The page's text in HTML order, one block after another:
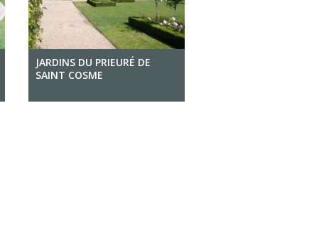
JARDINS DU PRIEURÉ DE
SAINT COSME